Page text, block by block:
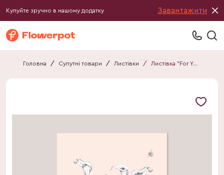
Купуйте зручно в нашому додатку Завантажити
Головна / Супутні товари / Листівки / Листівка "For You"